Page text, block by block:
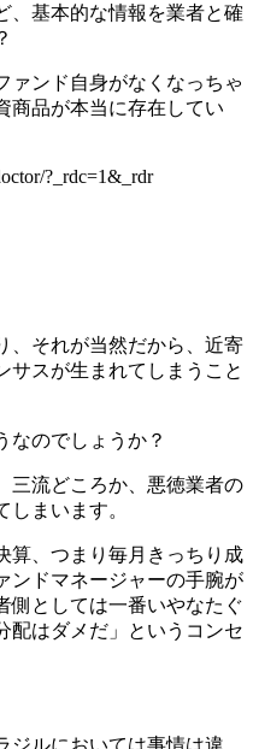
、基本的な情報を業者と確
ァンド自身がなくなっちゃ
商品が本当に存在してい
?_rdc=1&_rdr
、それが当然だから、近寄
サスが生まれてしまうこと
なのでしょうか？
三流どころか、悪徳業者の
まいます。
算、つまり毎月きっちり成
ンドマネージャーの手腕が
側としては一番いやなたぐ
配はダメだ」というコンセ
ジルにおいては事情は違